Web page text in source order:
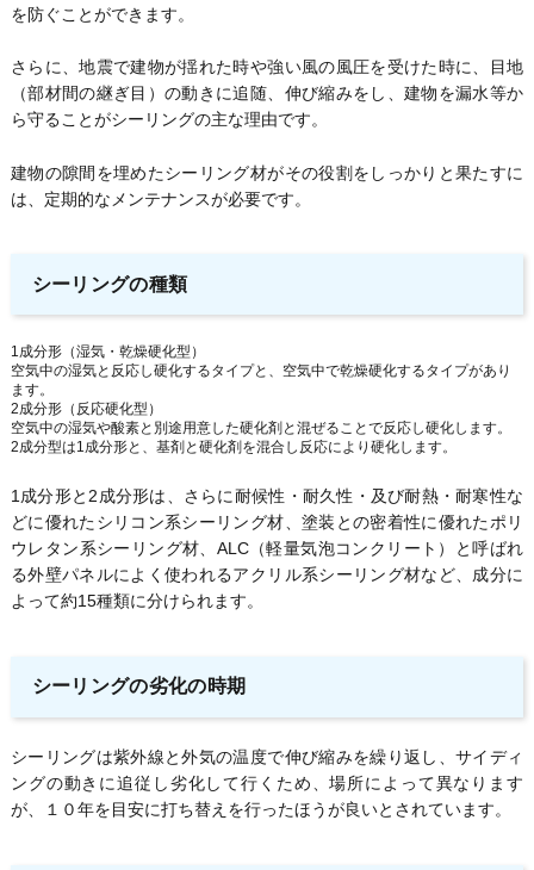
を防ぐことができます。
さらに、地震で建物が揺れた時や強い風の風圧を受けた時に、目地
（部材間の継ぎ目）の動きに追随、伸び縮みをし、建物を漏水等か
ら守ることがシーリングの主な理由です。
建物の隙間を埋めたシーリング材がその役割をしっかりと果たすに
は、定期的なメンテナンスが必要です。
シーリングの種類
1成分形（湿気・乾燥硬化型）
空気中の湿気と反応し硬化するタイプと、空気中で乾燥硬化するタイプがあり
ます。
2成分形（反応硬化型）
空気中の湿気や酸素と別途用意した硬化剤と混ぜることで反応し硬化します。
2成分型は1成分形と、基剤と硬化剤を混合し反応により硬化します。
1成分形と2成分形は、さらに耐候性・耐久性・及び耐熱・耐寒性な
どに優れたシリコン系シーリング材、塗装との密着性に優れたポリ
ウレタン系シーリング材、ALC（軽量気泡コンクリート）と呼ばれ
る外壁パネルによく使われるアクリル系シーリング材など、成分に
よって約15種類に分けられます。
シーリングの劣化の時期
シーリングは紫外線と外気の温度で伸び縮みを繰り返し、サイディ
ングの動きに追従し劣化して行くため、場所によって異なります
が、１０年を目安に打ち替えを行ったほうが良いとされています。